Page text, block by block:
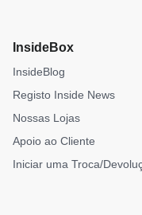
InsideBox
InsideBlog
Registo Inside News
Nossas Lojas
Apoio ao Cliente
Iniciar uma Troca/